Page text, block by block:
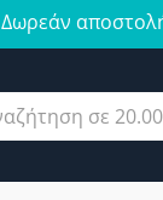
Δωρεάν